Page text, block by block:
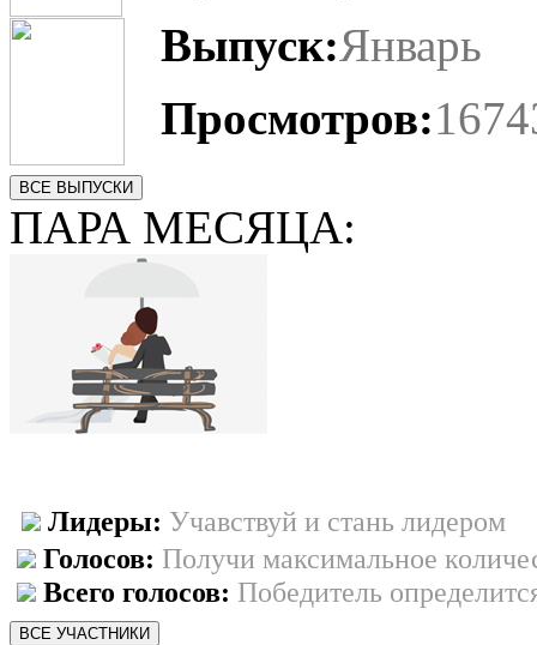
Выпуск:Январь
Просмотров:
ВСЕ ВЫПУСКИ
ПАРА МЕСЯЦА:
Лидеры: Учавствуй и стань лидером
Голосов: Получи максимальное
Всего голосов: Победитель
ВСЕ УЧАСТНИКИ